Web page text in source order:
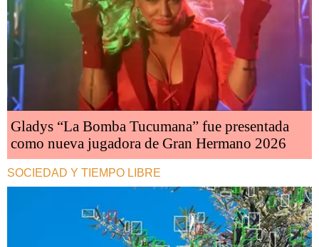
Gladys “La Bomba Tucumana” fue presentada
como nueva jugadora de Gran Hermano 2026
SOCIEDAD Y TIEMPO LIBRE